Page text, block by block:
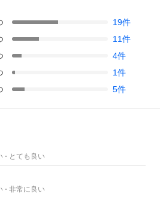
19件
11件
4件
1件
5件
とても良い
非常に良い